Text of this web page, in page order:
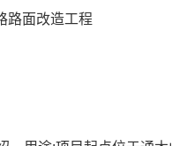
路面改造工程